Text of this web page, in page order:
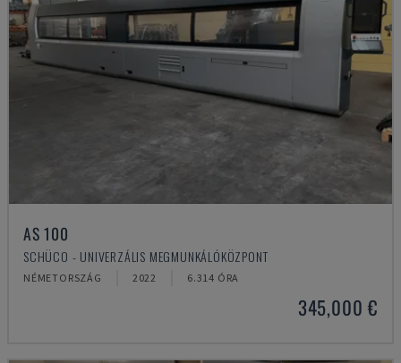
AS 100
SCHÜCO - UNIVERZÁLIS MEGMUNKÁLÓKÖZPONT
NÉMETORSZÁG 2022 6.314 ÓRA
345,000 €